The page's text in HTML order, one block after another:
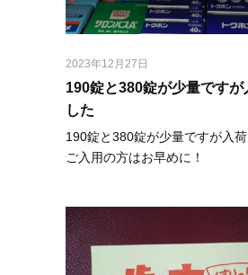
2023年12月27日
190錠と380錠が少量ですが
した
190錠と380錠が少量ですが入荷
ご入用の方はお早めに！